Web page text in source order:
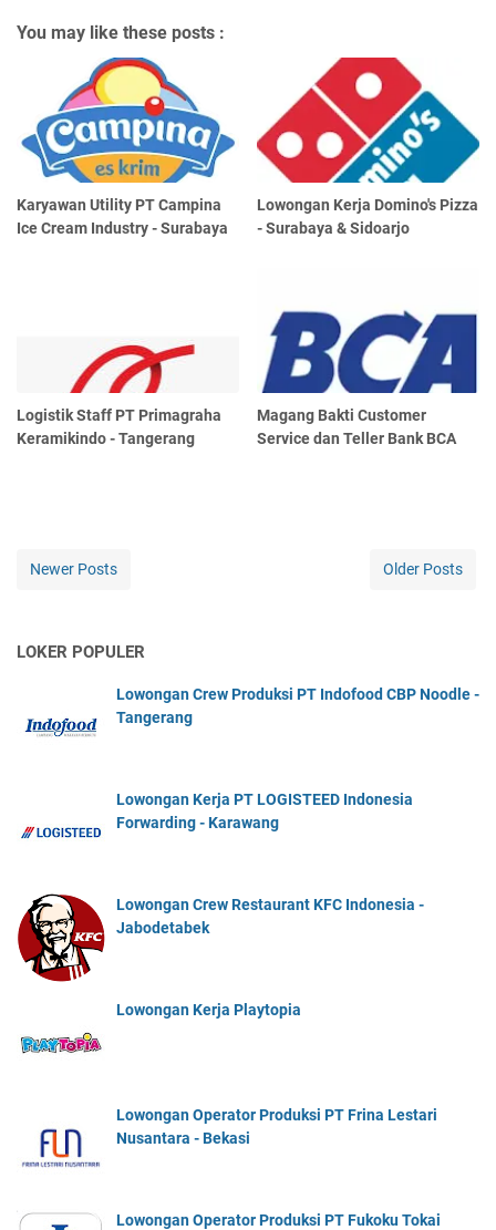
You may like these posts :
Karyawan Utility PT Campina
Ice Cream Industry - Surabaya
Lowongan Kerja Domino's Pizza
- Surabaya & Sidoarjo
Logistik Staff PT Primagraha
Keramikindo - Tangerang
Magang Bakti Customer
Service dan Teller Bank BCA
Newer Posts Older Posts
LOKER POPULER
Lowongan Crew Produksi PT Indofood CBP Noodle -
Tangerang
Lowongan Kerja PT LOGISTEED Indonesia
Forwarding - Karawang
Lowongan Crew Restaurant KFC Indonesia -
Jabodetabek
Lowongan Kerja Playtopia
Lowongan Operator Produksi PT Frina Lestari
Nusantara - Bekasi
Lowongan Operator Produksi PT Fukoku Tokai